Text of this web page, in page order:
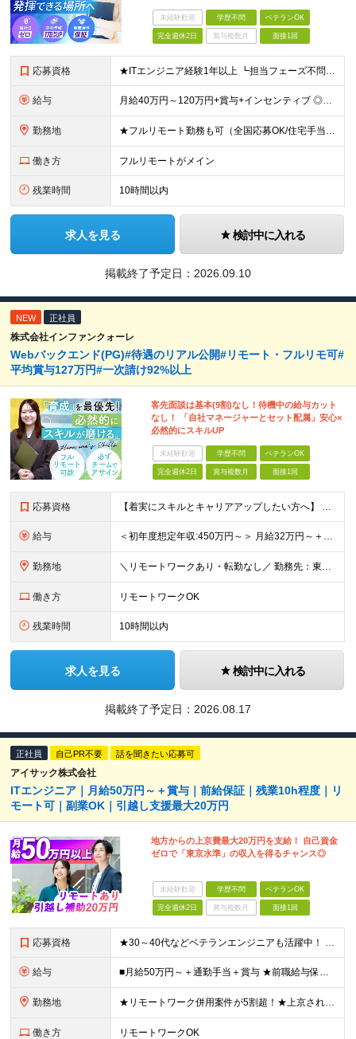
未経験歓迎 学歴不問 ベテランOK
完全週休2日 賞与複数月 面接1回
応募資格 ★ITエンジニア経験1年以上 ┗担当フェーズ不問 ┗経験年数不問（1年未満でもOK） ★年齢・学歴不問 ■ブランクありOK ■第二新卒歓迎 ■前職の雇用形態も一切不問 ■20代・30代の若手から
給与 月給40万円～120万円+賞与+インセンティブ ◎入社した全員が年収UPしています！平均170万円UP！ ※経験・能力などを考慮の上、決定します。 ※月30時間（76,000円～）の固定残業代を含みま
勤務地 ★フルリモート勤務も可（全国応募OK/住宅手当を支給します） ※案件によって出勤が必要になる場合があります。 ※希望がない限り、転勤はありません ※U・Iターン歓迎 【拠点】 ◆本社／東京都新宿区西
働き方 フルリモートがメイン
残業時間 10時間以内
求人を見る 検討中に入れる
掲載終了予定日： 2026.09.10
NEW 正社員
株式会社インファンクォーレ
Webバックエンド(PG)#待遇のリアル公開#リモート・フルリモ可#
平均賞与127万円#一次請け92%以上
客先面談は基本(9割)なし！待機中の給与カット
なし！ 「自社マネージャーとセット配属」安心×
必然的にスキルUP
未経験歓迎 学歴不問 ベテランOK
完全週休2日 賞与複数月 面接1回
応募資格 【着実にスキルとキャリアアップしたい方へ】 ●何らかのシステム開発経験をお持ちの方（言語不問／目安：経験2年以上） ●学歴不問・第二新卒歓迎 ★こんな方にピッタリです ◎チームワークやコミュニケーシ
給与 ＜初年度想定年収:450万円～＞ 月給32万円～＋諸手当＋決算賞与＋寸志の計2回 ※経験・スキルを考慮の上決定 ※固定残業代（30時間分／6万1000円～）含む。超過分は別途全額支給 ※試用期間6ヶ月
勤務地 ＼リモートワークあり・転勤なし／ 勤務先：東京都23区、神奈川県、千葉県、埼玉県の各プロジェクト先 ※リモートワーク可能ですが案件により変更の場合がございます。 ■本社 東京都豊島区南池袋1-16-
働き方 リモートワークOK
残業時間 10時間以内
求人を見る 検討中に入れる
掲載終了予定日： 2026.08.17
正社員 自己PR不要 話を聞きたい応募可
アイサック株式会社
ITエンジニア｜月給50万円～＋賞与｜前給保証｜残業10h程度｜リ
モート可｜副業OK｜引越し支援最大20万円
地方からの上京費最大20万円を支給！ 自己資金
ゼロで「東京水準」の収入を得るチャンス◎
未経験歓迎 学歴不問 ベテランOK
完全週休2日 賞与複数月 面接1回
応募資格 ★30～40代などベテランエンジニアも活躍中！ ■システム開発プロジェクトにおける実務経験をお持ちの方 (工程、言語、経験年数不問) ■学歴不問 ≪こんな方はぜひご応募ください≫ □地方から上京し
給与 ■月給50万円～＋通勤手当＋賞与 ★前職給与保証！社内副業でさらに収入アップも可能です◎ ◎あなたのご経験を最大限に評価し、優遇します ◎資格取得支援制度あり ◎残業は少なめですが、もし45時間を
勤務地 ★リモートワーク併用案件が5割超！★上京される方は引越し費用最高20万円支給！ 田町、高田馬場、浜松町など東京都内のプロジェクト先または在宅勤務 ■転勤なし＆UIターン歓迎 ■本社への出勤義務なし
働き方 リモートワークOK